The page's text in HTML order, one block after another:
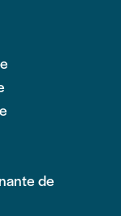
de